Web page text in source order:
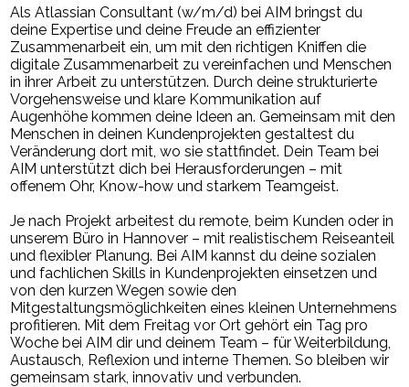
Als Atlassian Consultant (w/m/d) bei AIM bringst du
deine Expertise und deine Freude an effizienter
Zusammenarbeit ein, um mit den richtigen Kniffen die
digitale Zusammenarbeit zu vereinfachen und Menschen
in ihrer Arbeit zu unterstützen. Durch deine strukturierte
Vorgehensweise und klare Kommunikation auf
Augenhöhe kommen deine Ideen an. Gemeinsam mit den
Menschen in deinen Kundenprojekten gestaltest du
Veränderung dort mit, wo sie stattfindet. Dein Team bei
AIM unterstützt dich bei Herausforderungen – mit
offenem Ohr, Know-how und starkem Teamgeist.
Je nach Projekt arbeitest du remote, beim Kunden oder in
unserem Büro in Hannover – mit realistischem Reiseanteil
und flexibler Planung. Bei AIM kannst du deine sozialen
und fachlichen Skills in Kundenprojekten einsetzen und
von den kurzen Wegen sowie den
Mitgestaltungsmöglichkeiten eines kleinen Unternehmens
profitieren. Mit dem Freitag vor Ort gehört ein Tag pro
Woche bei AIM dir und deinem Team – für Weiterbildung,
Austausch, Reflexion und interne Themen. So bleiben wir
gemeinsam stark, innovativ und verbunden.